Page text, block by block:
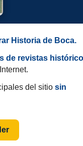
Historia de Boca.
de revistas
del sitio sin